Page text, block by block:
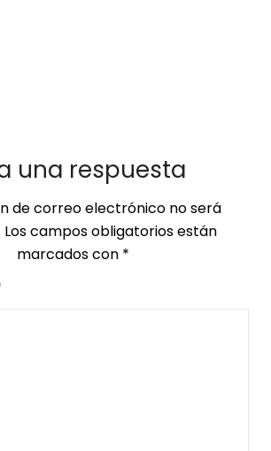
una respuesta
de correo electrónico no será
Los campos obligatorios están
marcados con *